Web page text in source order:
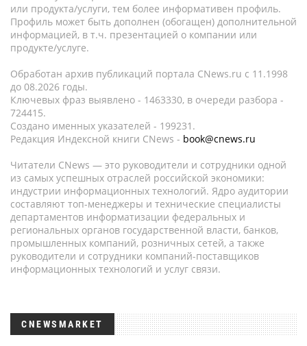
или продукта/услуги, тем более информативен профиль.
Профиль может быть дополнен (обогащен) дополнительной
информацией, в т.ч. презентацией о компании или
продукте/услуге.
Обработан архив публикаций портала CNews.ru c 11.1998
до 08.2026 годы.
Ключевых фраз выявлено - 1463330, в очереди разбора -
724415.
Создано именных указателей - 199231.
Редакция Индексной книги CNews - book@cnews.ru
Читатели CNews — это руководители и сотрудники одной
из самых успешных отраслей российской экономики:
индустрии информационных технологий. Ядро аудитории
составляют топ-менеджеры и технические специалисты
департаментов информатизации федеральных и
региональных органов государственной власти, банков,
промышленных компаний, розничных сетей, а также
руководители и сотрудники компаний-поставщиков
информационных технологий и услуг связи.
CNEWSMARKET